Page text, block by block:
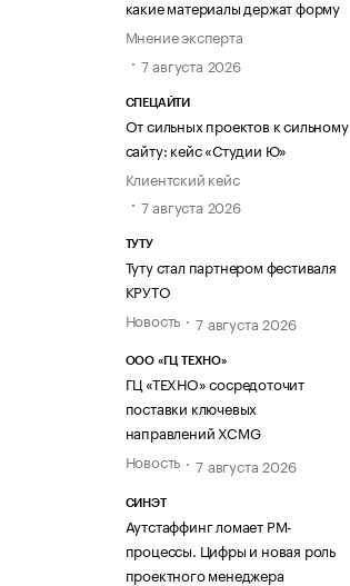
какие материалы держат форму
Мнение эксперта
7 августа 2026
СПЕЦАЙТИ
От сильных проектов к сильному
сайту: кейс «Студии Ю»
Клиентский кейс
7 августа 2026
ТУТУ
Туту стал партнером фестиваля
КРУТО
Новость
7 августа 2026
ООО «ГЦ ТЕХНО»
ГЦ «ТЕХНО» сосредоточит
поставки ключевых
направлений XCMG
Новость
7 августа 2026
СИНЭТ
Аутстаффинг ломает PM-
процессы. Цифры и новая роль
проектного менеджера